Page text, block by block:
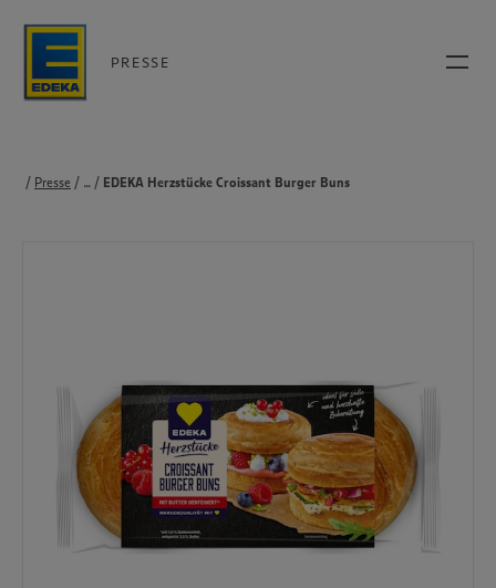
PRESSE
Presse Produkte
EDEKA Herzstücke Croissant Burger Buns
...